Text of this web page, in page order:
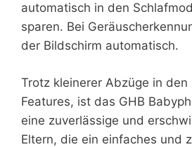
automatisch in den
sparen. Bei
der Bildschirm automatisch.
Trotz kleinerer Abzüge in
Features, ist das GHB
eine zuverlässige und
Eltern, die ein einfaches und